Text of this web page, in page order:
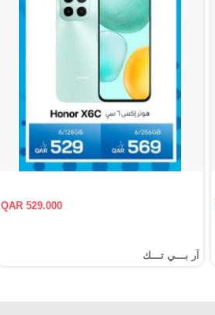
QAR 529.000
آر بـــي تـــك